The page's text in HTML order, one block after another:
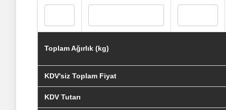
Toplam Ağırlık (kg)
KDV'siz Toplam Fiyat
KDV Tutarı